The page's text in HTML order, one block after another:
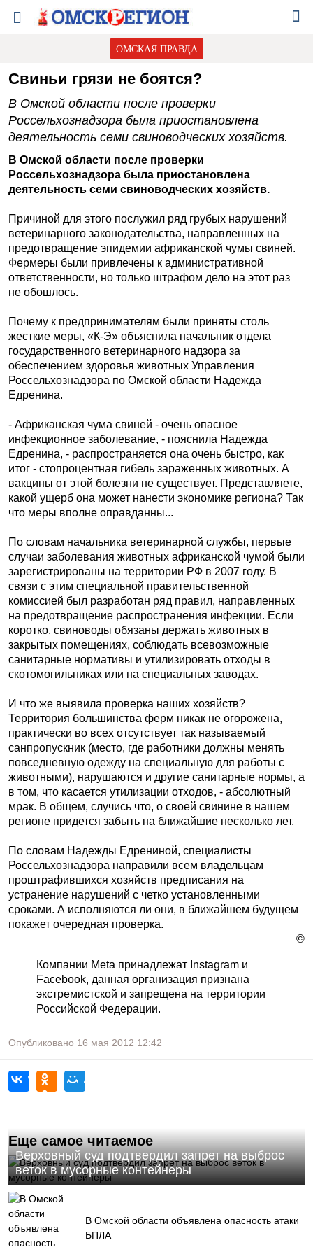
ОМСКАЯ ПРАВДА
Свиньи грязи не боятся?
В Омской области после проверки
Россельхознадзора была приостановлена
деятельность семи свиноводческих хозяйств.
В Омской области после проверки
Россельхознадзора была приостановлена
деятельность семи свиноводческих хозяйств.
Причиной для этого послужил ряд грубых нарушений
ветеринарного законодательства, направленных на
предотвращение эпидемии африканской чумы свиней.
Фермеры были привлечены к административной
ответственности, но только штрафом дело на этот раз
не обошлось.
Почему к предпринимателям были приняты столь
жесткие меры, «К-Э» объяснила начальник отдела
государственного ветеринарного надзора за
обеспечением здоровья животных Управления
Россельхознадзора по Омской области Надежда
Едренина.
- Африканская чума свиней - очень опасное
инфекционное заболевание, - пояснила Надежда
Едренина, - распространяется она очень быстро, как
итог - стопроцентная гибель зараженных животных. А
вакцины от этой болезни не существует. Представляете,
какой ущерб она может нанести экономике региона? Так
что меры вполне оправданны...
По словам начальника ветеринарной службы, первые
случаи заболевания животных африканской чумой были
зарегистрированы на территории РФ в 2007 году. В
связи с этим специальной правительственной
комиссией был разработан ряд правил, направленных
на предотвращение распространения инфекции. Если
коротко, свиноводы обязаны держать животных в
закрытых помещениях, соблюдать всевозможные
санитарные нормативы и утилизировать отходы в
скотомогильниках или на специальных заводах.
И что же выявила проверка наших хозяйств?
Территория большинства ферм никак не огорожена,
практически во всех отсутствует так называемый
санпропускник (место, где работники должны менять
повседневную одежду на специальную для работы с
животными), нарушаются и другие санитарные нормы, а
в том, что касается утилизации отходов, - абсолютный
мрак. В общем, случись что, о своей свинине в нашем
регионе придется забыть на ближайшие несколько лет.
По словам Надежды Едрениной, специалисты
Россельхознадзора направили всем владельцам
проштрафившихся хозяйств предписания на
устранение нарушений с четко установленными
сроками. А исполняются ли они, в ближайшем будущем
покажет очередная проверка.
©
Компании Meta принадлежат Instagram и
Facebook, данная организация признана
экстремистской и запрещена на территории
Российской Федерации.
Опубликовано 16 мая 2012 12:42
Еще самое читаемое
Верховный суд подтвердил запрет на выброс
веток в мусорные контейнеры
В Омской области объявлена опасность атаки
БПЛА